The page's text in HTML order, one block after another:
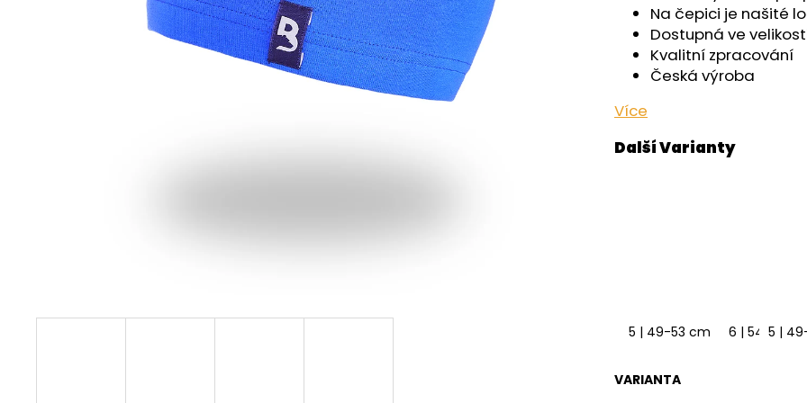
Na čepici je našité
Dostupná ve
Kvalitní zpracování
Česká výroba
Více
5 | 49-53 cm 6 | 54-57
5 |
VARIANTA
599 Kč
129 Kč
759 Kč